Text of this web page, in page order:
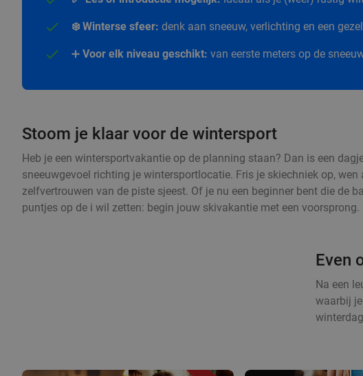
❄️ Winterse sfeer: denk aan sneeuw, verlichting en een
➕ Voor elk niveau geschikt: van eerste meters op de
Stoom je klaar voor de wintersport
Heb je een wintersportvakantie op de planning staan? Dan is een
sneeuwgevoel richting je wintersportlocatie. Fris je skiechniek op,
zelfvertrouwen van de piste sjeest. Of je nu een beginner bent die de
puntjes op de i wil zetten: begin jouw skivakantie met een voorsprong.
Even
Na een
waarbij